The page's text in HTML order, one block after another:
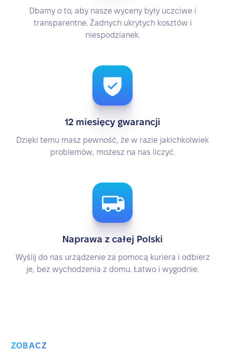
Dbamy o to, aby nasze wyceny były uczciwe i
transparentne. Żadnych ukrytych kosztów i
niespodzianek.
12 miesięcy gwarancji
Dzięki temu masz pewność, że w razie jakichkolwiek
problemów, możesz na nas liczyć.
Naprawa z całej Polski
Wyślij do nas urządzenie za pomocą kuriera i odbierz
je, bez wychodzenia z domu. Łatwo i wygodnie.
ZOBACZ